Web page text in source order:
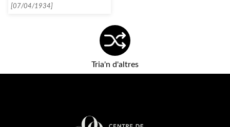
[07/04/1934]
Tria'n d'altres